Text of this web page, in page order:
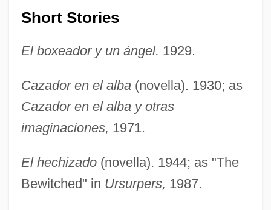
Short Stories
El boxeador y un ángel. 1929.
Cazador en el alba(novella). 1930; as
Cazador en el alba y otras
imaginaciones, 1971.
El hechizado(novella). 1944; as "The
Bewitched" in Ursurpers, 1987.